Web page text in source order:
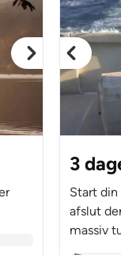
3
Start
afslut
massiv